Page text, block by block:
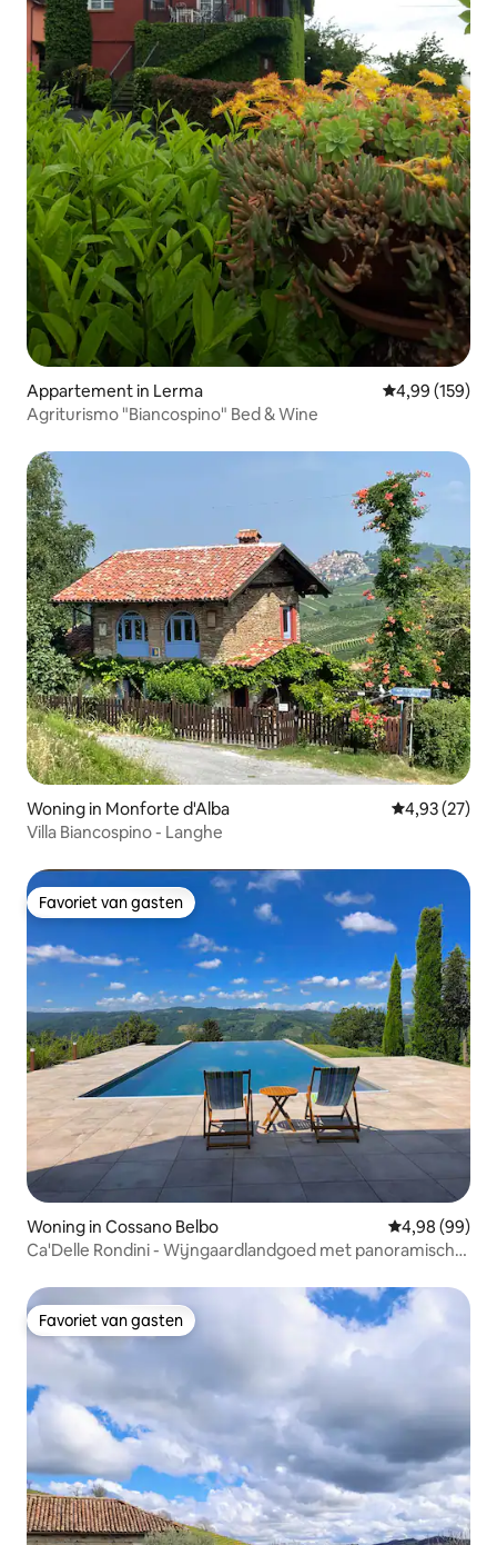
Appartement in Lerma Gemiddelde
4,99 (159)
Agriturismo "Biancospino" Bed & Wine
Woning in Monforte d'Alba Gemiddelde
4,93 (27)
Villa Biancospino - Langhe
Favoriet van gasten
Favoriet van gasten
Woning in Cossano Belbo Gemiddelde
4,98 (99)
Ca'Delle Rondini - Wijngaardlandgoed met panoramisch
Favoriet van gasten
Favoriet van gasten